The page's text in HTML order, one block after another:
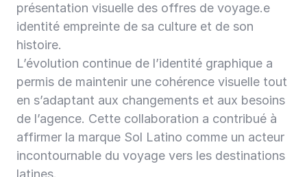
présentation visuelle des offres de voyage.e
identité empreinte de sa culture et de son
histoire.
L’évolution continue de l’identité graphique a
permis de maintenir une cohérence visuelle tout
en s’adaptant aux changements et aux besoins
de l’agence. Cette collaboration a contribué à
affirmer la marque Sol Latino comme un acteur
incontournable du voyage vers les destinations
latines.